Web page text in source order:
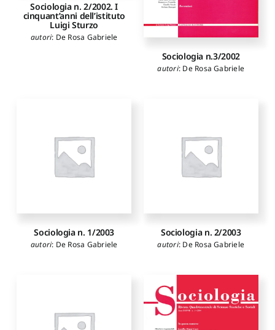
Sociologia n. 2/2002. I
cinquant’anni dell’istituto
Luigi Sturzo
autori: De Rosa Gabriele
Sociologia n.3/2002
autori: De Rosa Gabriele
Sociologia n. 1/2003
autori: De Rosa Gabriele
Sociologia n. 2/2003
autori: De Rosa Gabriele